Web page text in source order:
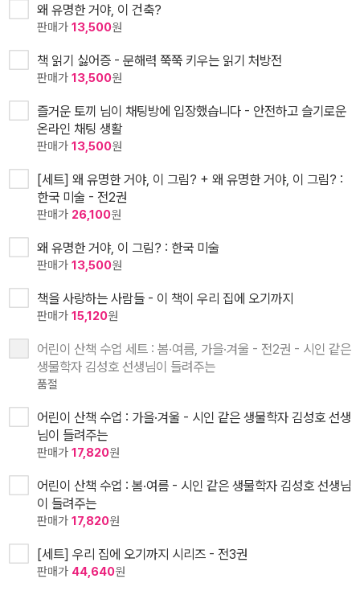
왜 유명한 거야, 이 건축?
판매가 13,500원
책 읽기 싫어증 - 문해력 쭉쭉 키우는 읽기 처방전
판매가 13,500원
즐거운 토끼 님이 채팅방에 입장했습니다 - 안전하고 슬기로운
온라인 채팅 생활
판매가 13,500원
[세트] 왜 유명한 거야, 이 그림? + 왜 유명한 거야, 이 그림? :
한국 미술 - 전2권
판매가 26,100원
왜 유명한 거야, 이 그림? : 한국 미술
판매가 13,500원
책을 사랑하는 사람들 - 이 책이 우리 집에 오기까지
판매가 15,120원
어린이 산책 수업 세트 : 봄·여름, 가을·겨울 - 전2권 - 시인 같은
생물학자 김성호 선생님이 들려주는
품절
어린이 산책 수업 : 가을·겨울 - 시인 같은 생물학자 김성호 선생
님이 들려주는
판매가 17,820원
어린이 산책 수업 : 봄·여름 - 시인 같은 생물학자 김성호 선생님
이 들려주는
판매가 17,820원
[세트] 우리 집에 오기까지 시리즈 - 전3권
판매가 44,640원